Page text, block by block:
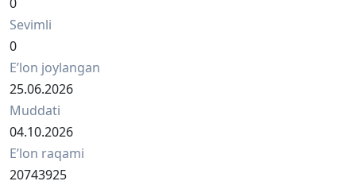
0
Sevimli
0
Eʼlon joylangan
25.06.2026
Muddati
04.10.2026
Eʼlon raqami
20743925